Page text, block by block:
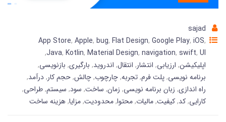
sajad
App Store, Apple, bug, Flat Design, Google Play, iOS,
Java, Kotlin, Material Design, navigation, swift, UI
,
اپلیکیشن, ارزیابی, انتشار, انتقال, اندروید, بارگیری, بازنویسی,
برنامه نویسی,پلت فرم,تجربه,چارچوب,چالش,حجم کار,درآمد,
راه اندازی, زبان برنامه نویسی, زمان, ساخت, سود, سیستم,طراحی,
کارایی,کد,کیفیت,مالیات,محتوا,محدودیت,مزایا,هزینه ساخت